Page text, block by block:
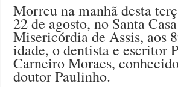
Morreu na manhã desta
22 de agosto, no Santa
Misericórdia de Assis, aos
idade, o dentista e escritor
Carneiro Moraes,
doutor Paulinho.